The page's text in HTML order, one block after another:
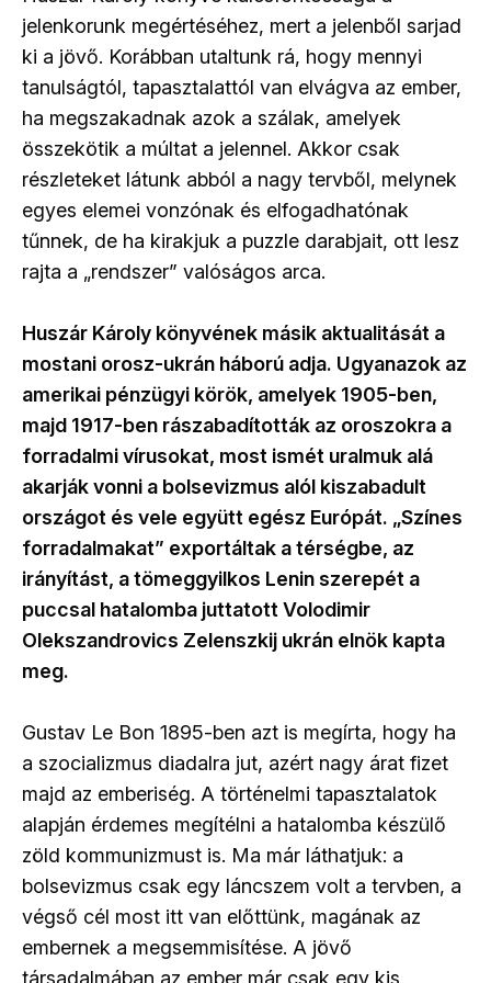
jelenkorunk megértéséhez, mert a jelenből sarjad
ki a jövő. Korábban utaltunk rá, hogy mennyi
tanulságtól, tapasztalattól van elvágva az ember,
ha megszakadnak azok a szálak, amelyek
összekötik a múltat a jelennel. Akkor csak
részleteket látunk abból a nagy tervből, melynek
egyes elemei vonzónak és elfogadhatónak
tűnnek, de ha kirakjuk a puzzle darabjait, ott lesz
rajta a „rendszer” valóságos arca.
Huszár Károly könyvének másik aktualitását a
mostani orosz-ukrán háború adja. Ugyanazok az
amerikai pénzügyi körök, amelyek 1905-ben,
majd 1917-ben rászabadították az oroszokra a
forradalmi vírusokat, most ismét uralmuk alá
akarják vonni a bolsevizmus alól kiszabadult
országot és vele együtt egész Európát. „Színes
forradalmakat” exportáltak a térségbe, az
irányítást, a tömeggyilkos Lenin szerepét a
puccsal hatalomba juttatott Volodimir
Olekszandrovics Zelenszkij ukrán elnök kapta
meg.
Gustav Le Bon 1895-ben azt is megírta, hogy ha
a szocializmus diadalra jut, azért nagy árat fizet
majd az emberiség. A történelmi tapasztalatok
alapján érdemes megítélni a hatalomba készülő
zöld kommunizmust is. Ma már láthatjuk: a
bolsevizmus csak egy láncszem volt a tervben, a
végső cél most itt van előttünk, magának az
embernek a megsemmisítése. A jövő
társadalmában az ember már csak egy kis